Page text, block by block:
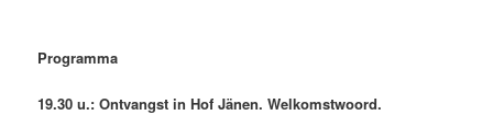
Programma
19.30 u.: Ontvangst in Hof Jänen. Welkomstwoord.